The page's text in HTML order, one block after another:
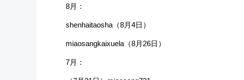
8月：
shenhaitaosha（8月4日）
miaosangkaixuela（8月26日）
7月：